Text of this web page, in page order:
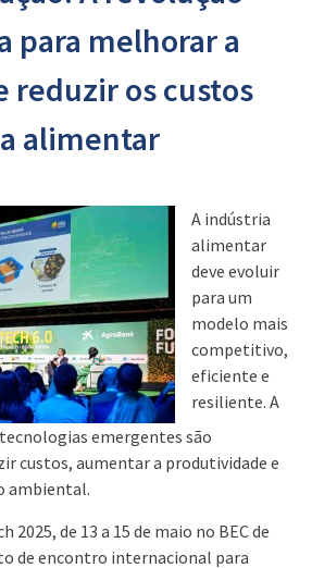
para melhorar a
reduzir os custos
alimentar
A indústria
alimentar
deve evoluir
para um
modelo mais
competitivo,
eficiente e
resiliente. A
emergentes são
custos, aumentar a produtividade e
ambiental.
2025, de 13 a 15 de maio no BEC de
de encontro internacional para